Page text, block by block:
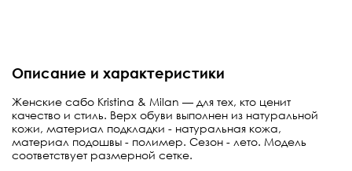
Описание и характеристики
Женские сабо Kristina & Milan — для тех, кто ценит
качество и стиль. Верх обуви выполнен из натуральной
кожи, материал подкладки - натуральная кожа,
материал подошвы - полимер. Сезон - лето. Модель
соответствует размерной сетке.